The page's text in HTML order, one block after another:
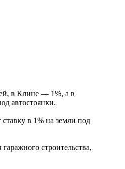
в Клине — 1%, а в
автостоянки.
в 1% на земли под
строительства,